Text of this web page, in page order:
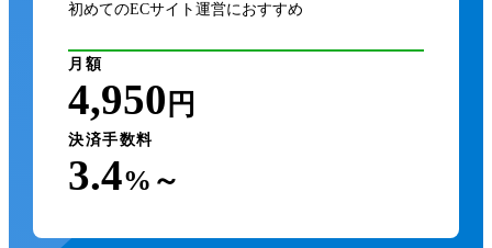
初めてのECサイト運営におすすめ
月額
4,950 円
決済手数料
3.4%～